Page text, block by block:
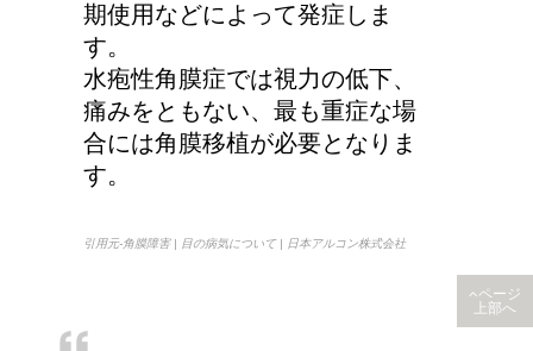
考えられる病気は？
期使用などによって発症しま
す。
水疱性角膜症では視力の低下、
痛みをともない、最も重症な場
合には角膜移植が必要となりま
す。
引用元-角膜障害 | 目の病気について | 日本アルコン株式会社
ページ
上部へ